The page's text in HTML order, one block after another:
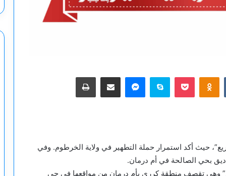
Odnoklassniki
‫Pocketسكايبماسنجرمشاركة عبر البريد طباعة
حيث أكد استمرار حملة التطهير في ولاية الخرطوم. وفي
بحي الصالحة في أم درمان.
وهي تقصف منطقة كرري بأم درمان من مواقعها في حي